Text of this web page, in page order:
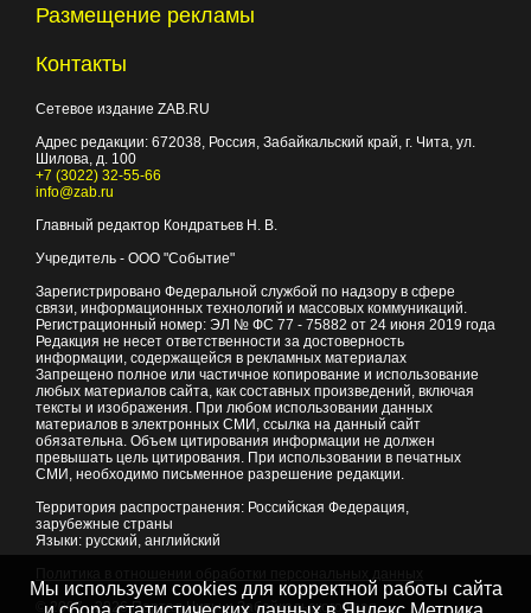
Размещение рекламы
Контакты
Сетевое издание ZAB.RU
Адрес редакции: 672038, Россия, Забайкальский край, г. Чита, ул.
Шилова, д. 100
+7 (3022) 32-55-66
info@zab.ru
Главный редактор Кондратьев Н. В.
Учредитель - ООО "Событие"
Зарегистрировано Федеральной службой по надзору в сфере
связи, информационных технологий и массовых коммуникаций.
Регистрационный номер: ЭЛ № ФС 77 - 75882 от 24 июня 2019 года
Редакция не несет ответственности за достоверность
информации, содержащейся в рекламных материалах
Запрещено полное или частичное копирование и использование
любых материалов сайта, как составных произведений, включая
тексты и изображения. При любом использовании данных
материалов в электронных СМИ, ссылка на данный сайт
обязательна. Объем цитирования информации не должен
превышать цель цитирования. При использовании в печатных
СМИ, необходимо письменное разрешение редакции.
Территория распространения: Российская Федерация,
зарубежные страны
Языки: русский, английский
© 2007 - 2026Портал Читы и Забайкальского края
Мы используем cookies для корректной работы сайта